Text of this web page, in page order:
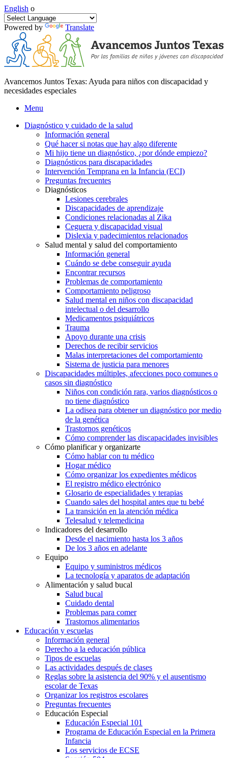
English o
Powered by Translate
Avancemos Juntos Texas: Ayuda para niños con discapacidad y
necesidades especiales
Menu
Diagnóstico y cuidado de la salud
Información general
Qué hacer si notas que hay algo diferente
Mi hijo tiene un diagnóstico, ¿por dónde empiezo?
Diagnósticos para discapacidades
Intervención Temprana en la Infancia (ECI)
Preguntas frecuentes
Diagnósticos
Lesiones cerebrales
Discapacidades de aprendizaje
Condiciones relacionadas al Zika
Ceguera y discapacidad visual
Dislexia y padecimientos relacionados
Salud mental y salud del comportamiento
Información general
Cuándo se debe conseguir ayuda
Encontrar recursos
Problemas de comportamiento
Comportamiento peligroso
Salud mental en niños con discapacidad
intelectual o del desarrollo
Medicamentos psiquiátricos
Trauma
Apoyo durante una crisis
Derechos de recibir servicios
Malas interpretaciones del comportamiento
Sistema de justicia para menores
Discapacidades múltiples, afecciones poco comunes o
casos sin diagnóstico
Niños con condición rara, varios diagnósticos o
no tiene diagnóstico
La odisea para obtener un diagnóstico por medio
de la genética
Trastornos genéticos
Cómo comprender las discapacidades invisibles
Cómo planificar y organizarte
Cómo hablar con tu médico
Hogar médico
Cómo organizar los expedientes médicos
El registro médico electrónico
Glosario de especialidades y terapias
Cuando sales del hospital antes que tu bebé
La transición en la atención médica
Telesalud y telemedicina
Indicadores del desarrollo
Desde el nacimiento hasta los 3 años
De los 3 años en adelante
Equipo
Equipo y suministros médicos
La tecnología y aparatos de adaptación
Alimentación y salud bucal
Salud bucal
Cuidado dental
Problemas para comer
Trastornos alimentarios
Educación y escuelas
Información general
Derecho a la educación pública
Tipos de escuelas
Las actividades después de clases
Reglas sobre la asistencia del 90% y el ausentismo
escolar de Texas
Organizar los registros escolares
Preguntas frecuentes
Educación Especial
Educación Especial 101
Programa de Educación Especial en la Primera
Infancia
Los servicios de ECSE